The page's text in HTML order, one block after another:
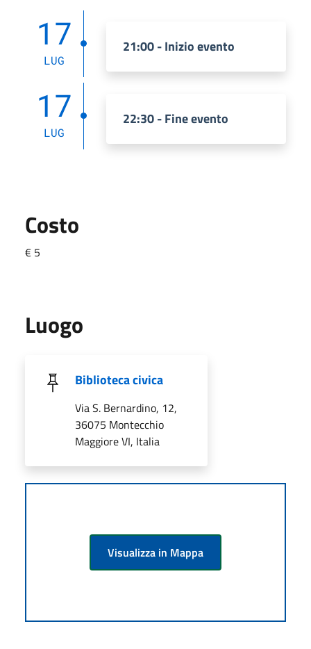
17
LUG
21:00 - Inizio evento
17
LUG
22:30 - Fine evento
Costo
€ 5
Luogo
Biblioteca civica
Via S. Bernardino, 12,
36075 Montecchio
Maggiore VI, Italia
Visualizza in Mappa